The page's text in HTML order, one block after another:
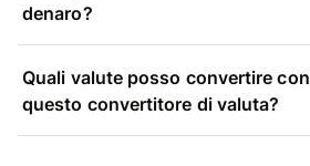
denaro?
Quali valute posso convertire con
questo convertitore di valuta?